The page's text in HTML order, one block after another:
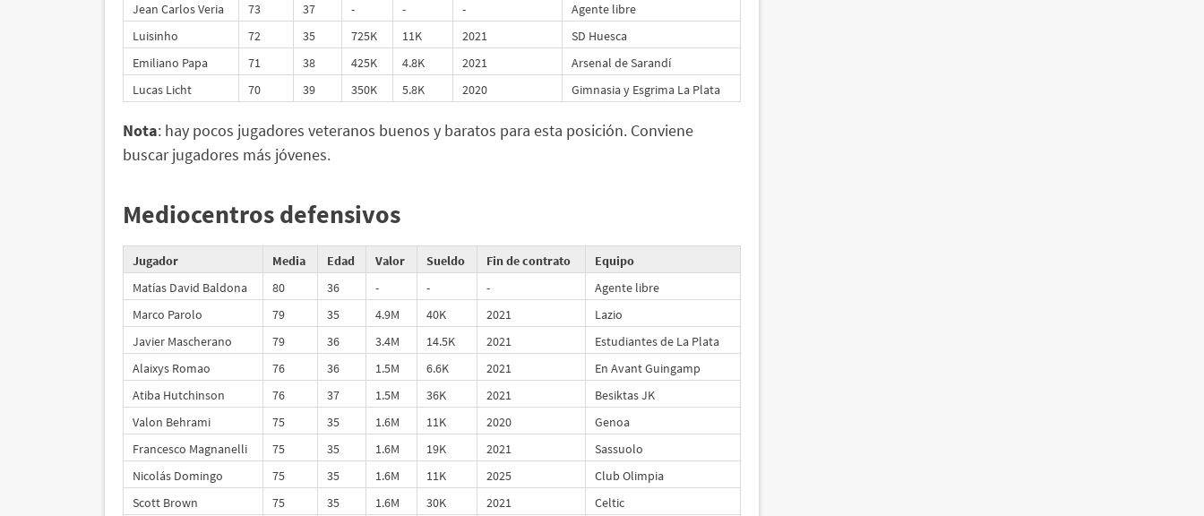
Jean Carlos Veria
73 37 - - -
Agente libre
Luisinho
72 35 725K 11K 2021
SD Huesca
Emiliano Papa
71 38 425K 4.8K 2021
Arsenal de Sarandí
Lucas Licht
70 39 350K 5.8K 2020 Gimnasia y Esgrima La Plata
Nota: hay pocos jugadores veteranos buenos y baratos para esta posición. Conviene
buscar jugadores más jóvenes.
Mediocentros defensivos
Jugador Media Edad Valor Sueldo Fin de contrato
Equipo
Matías David Baldona
80 36 - - -
Agente libre
Marco Parolo
79 35 4.9M 40K 2021
Lazio
Javier Mascherano
79 36 3.4M 14.5K 2021
Estudiantes de La Plata
Alaixys Romao
76 36 1.5M 6.6K 2021
En Avant Guingamp
Atiba Hutchinson
76 37 1.5M 36K 2021
Besiktas JK
Valon Behrami
75 35 1.6M 11K 2020
Genoa
Francesco Magnanelli
75 35 1.6M 19K 2021
Sassuolo
Nicolás Domingo
75 35 1.6M 11K 2025
Club Olimpia
Scott Brown
75 35 1.6M 30K 2021 Celtic